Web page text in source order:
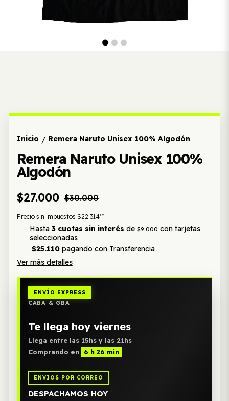
Inicio / Remera Naruto Unisex 100% Algodón
Remera Naruto Unisex 100%
Algodón
$27.000 $30.000
Precio sin impuestos $22.31405
Hasta 3 cuotas sin interés de $9.000 con tarjetas
seleccionadas
$25.110pagando con Transferencia
Ver más detalles
ENVÍO EXPRESS
CABA & GBA
Te llega hoy viernes
Llega entre las 15hs y las 21hs
Comprando en
6 h 26 min
ENVIOS POR CORREO
DESPACHAMOS HOY